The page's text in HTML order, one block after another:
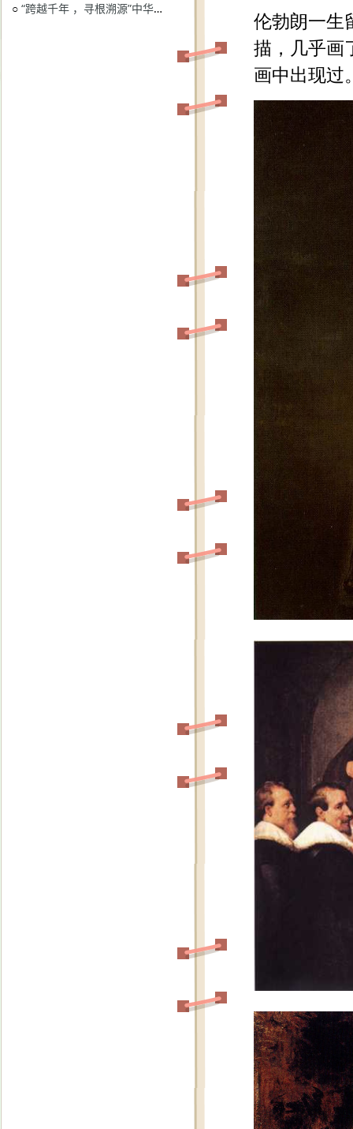
○ “跨越千年 ，寻根溯源”中华优秀传统文化主题活动获奖名单